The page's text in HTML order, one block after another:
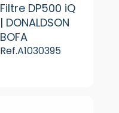
Filtre DP500 iQ
| DONALDSON
BOFA
Ref.A1030395